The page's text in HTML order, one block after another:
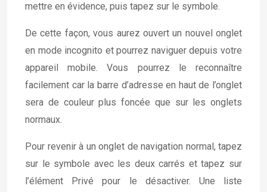
mettre en évidence, puis tapez sur le symbole.
De cette façon, vous aurez ouvert un nouvel onglet
en mode incognito et pourrez naviguer depuis votre
appareil mobile. Vous pourrez le reconnaître
facilement car la barre d’adresse en haut de l’onglet
sera de couleur plus foncée que sur les onglets
normaux.
Pour revenir à un onglet de navigation normal, tapez
sur le symbole avec les deux carrés et tapez sur
l’élément Privé pour le désactiver. Une liste